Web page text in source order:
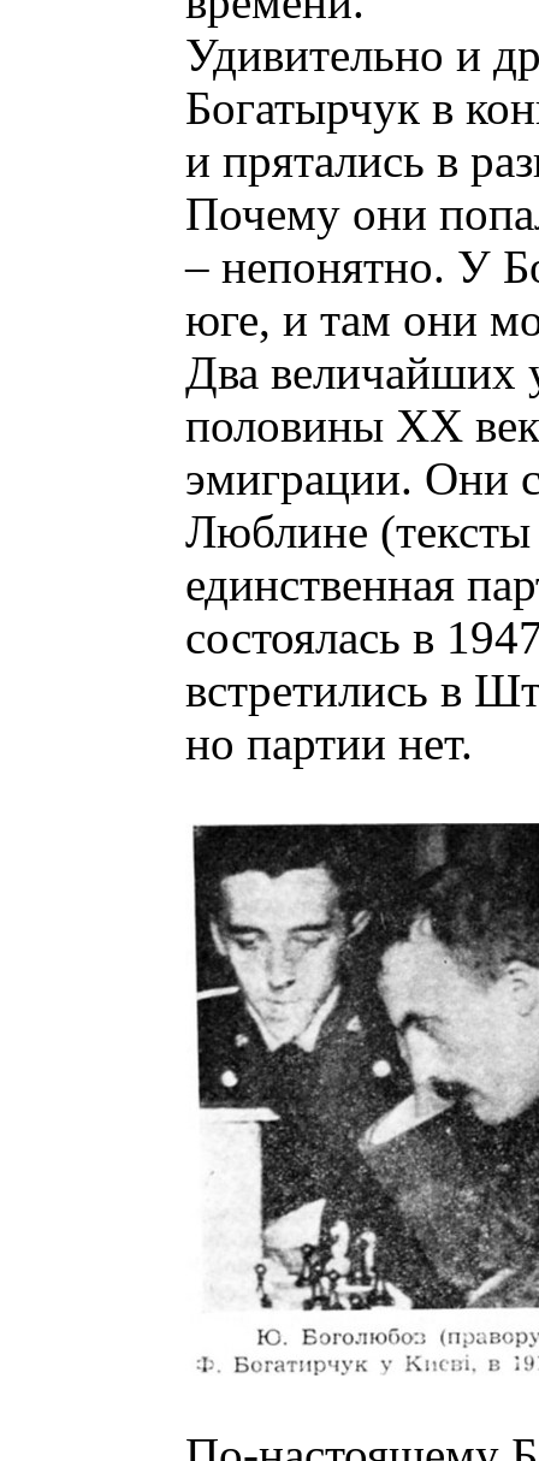
Удивительно и
Богатырчук в
и прятались в
Почему они
– непонятно. У
юге, и там они
Два величайших
половины XX
эмиграции. Они
Люблине (тексты
единственная
состоялась в
встретились в
но партии нет.